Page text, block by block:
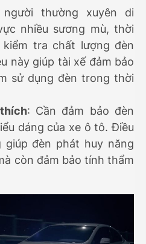
thường xuyên di
nhiều sương mù, thời
tra chất lượng đèn
này giúp tài xế đảm bảo
sử dụng đèn trong thời
: Cần đảm bảo đèn
dáng của xe ô tô. Điều
giúp đèn phát huy năng
còn đảm bảo tính thẩm